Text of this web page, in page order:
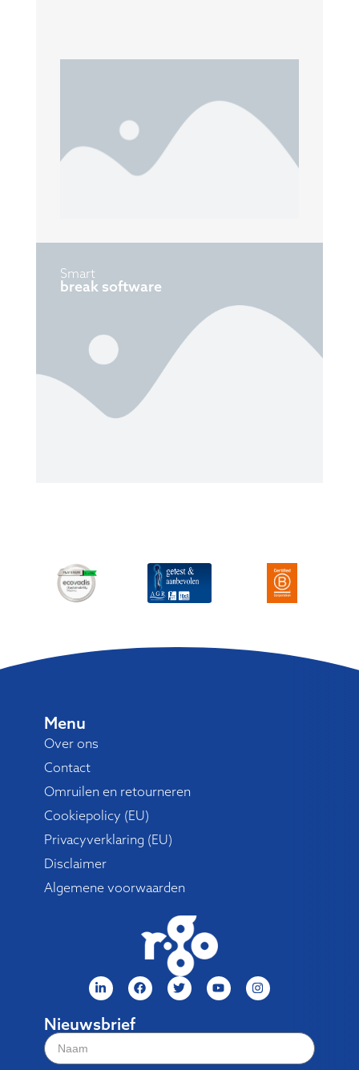
Smart
break software
Menu
Over ons
Contact
Omruilen en retourneren
Cookiepolicy (EU)
Privacyverklaring (EU)
Disclaimer
Algemene voorwaarden
Nieuwsbrief